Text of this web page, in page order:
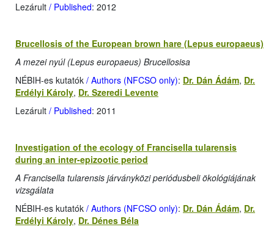
Lezárult / Published: 2012
Brucellosis of the European brown hare (Lepus europaeus)
A mezei nyúl (Lepus europaeus) Brucellosisa
NÉBIH-es kutatók / Authors (NFCSO only): Dr. Dán Ádám, Dr.
Erdélyi Károly, Dr. Szeredi Levente
Lezárult / Published: 2011
Investigation of the ecology of Francisella tularensis
during an inter-epizootic period
A Francisella tularensis járványközi periódusbeli ökológiájának
vizsgálata
NÉBIH-es kutatók / Authors (NFCSO only): Dr. Dán Ádám, Dr.
Erdélyi Károly, Dr. Dénes Béla